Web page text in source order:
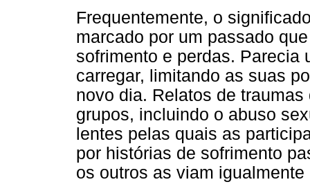
Frequentemente, o
marcado por um passado
sofrimento e perdas. Parecia
carregar, limitando as suas
novo dia. Relatos de
grupos, incluindo o abuso
lentes pelas quais as
por histórias de sofrimento
os outros as viam